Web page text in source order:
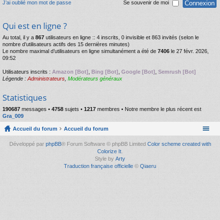
J’ai oublié mon mot de passe Se souvenir de moi
Qui est en ligne ?
Au total, il y a 867 utilisateurs en ligne :: 4 inscrits, 0 invisible et 863 invités (selon le
nombre d’utilisateurs actifs des 15 dernières minutes)
Le nombre maximal d’utilisateurs en ligne simultanément a été de 7406 le 27 févr. 2026,
09:52
Utilisateurs inscrits : Amazon [Bot] Bing [Bot] Google [Bot] Semrush [Bot]
Légende : Administrateurs Modérateurs généraux
Statistiques
190687 messages • 4758 sujets • 1217 membres • Notre membre le plus récent est
Gra_009
Accueil du forum Accueil du forum
Développé par phpBB® Forum Software © phpBB Limited Color scheme created with
Colorize It.
Style by Arty
Traduction française officielle © Qiaeru